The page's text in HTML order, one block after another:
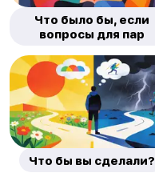
Что было бы, если
вопросы для пар
Что бы вы сделали?